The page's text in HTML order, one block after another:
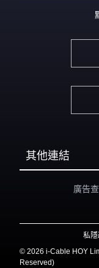
其他連結
廣告
私
© 2026 i-Cable HOY
Reserved)